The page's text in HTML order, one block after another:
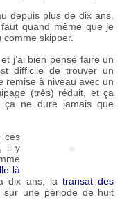
depuis plus de dix ans.
quand même que je
comme skipper.
j’ai bien pensé faire un
difficile de trouver un
remise à niveau avec un
(très) réduit, et ça
ne dure jamais que
ces
il y
là
dix ans, latransat des
sur une période de huit